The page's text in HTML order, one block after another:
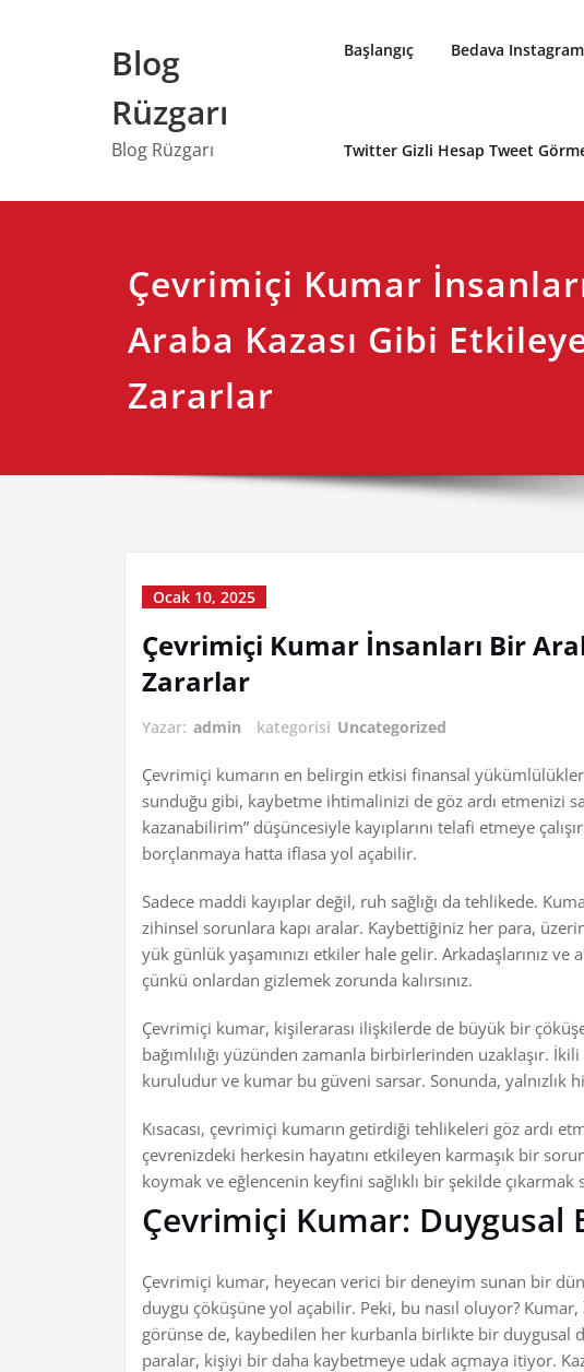
Blog
Rüzgarı
Blog Rüzgarı
Başlangıç Bedava
Twitter Gizli Hesap Tweet
Çevrimiçi Kumar
Araba Kazası Gibi
Zararlar
Ocak 10, 2025
Çevrimiçi Kumar İnsanları Bir
Zararlar
Yazar: admin kategorisi Uncategorized
Çevrimiçi kumarın en belirgin etkisi finansal
sunduğu gibi, kaybetme ihtimalinizi de göz ardı etmenizi
kazanabilirim” düşüncesiyle kayıplarını telafi etmeye
borçlanmaya hatta iflasa yol açabilir.
Sadece maddi kayıplar değil, ruh sağlığı da tehlikede.
zihinsel sorunlara kapı aralar. Kaybettiğiniz her para,
yük günlük yaşamınızı etkiler hale gelir. Arkadaşlarınız
çünkü onlardan gizlemek zorunda kalırsınız.
Çevrimiçi kumar, kişilerarası ilişkilerde de büyük bir
bağımlılığı yüzünden zamanla birbirlerinden uzaklaşır.
kuruludur ve kumar bu güveni sarsar. Sonunda, yalnızlık
Kısacası, çevrimiçi kumarın getirdiği tehlikeleri göz ardı
çevrenizdeki herkesin hayatını etkileyen karmaşık bir
koymak ve eğlencenin keyfini sağlıklı bir şekilde
Çevrimiçi Kumar: Duygusal
Çevrimiçi kumar, heyecan verici bir deneyim sunan bir
duygu çöküşüne yol açabilir. Peki, bu nasıl oluyor?
görünse de, kaybedilen her kurbanla birlikte bir duygusal
paralar, kişiyi bir daha kaybetmeye udak açmaya itiyor.